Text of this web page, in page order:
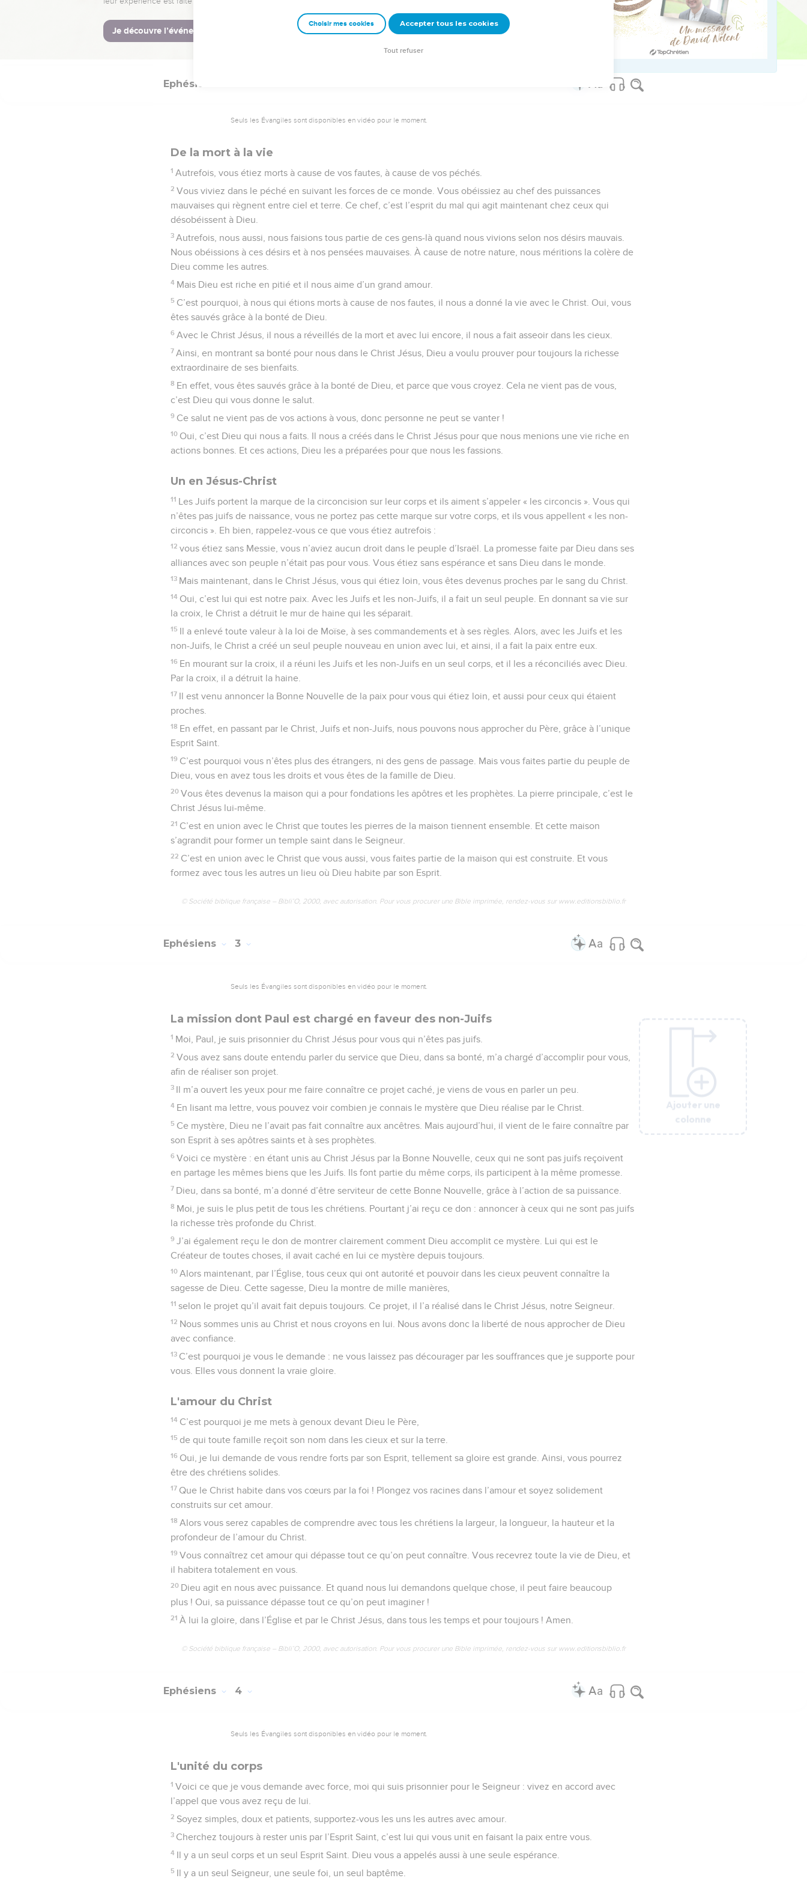
23 L’Église est le corps du Christ. En elle, le Christ est totalement présent, lui en qui Dieu habite totalement.
© Société biblique française – Bibli’O, 2000, avec autorisation. Pour vous procurer une Bible imprimée, rendez-vous sur www.editionsbiblio.fr
Ajouter une
colonne
Ephésiens
Seuls les Évangiles sont disponibles en vidéo pour le moment.
De la mort à la vie
1 Autrefois, vous étiez morts à cause de vos fautes, à cause de vos péchés.
2 Vous viviez dans le péché en suivant les forces de ce monde. Vous obéissiez au chef des puissances
mauvaises qui règnent entre ciel et terre. Ce chef, c’est l’esprit du mal qui agit maintenant chez ceux qui
désobéissent à Dieu.
3 Autrefois, nous aussi, nous faisions tous partie de ces gens-là quand nous vivions selon nos désirs mauvais.
Nous obéissions à ces désirs et à nos pensées mauvaises. À cause de notre nature, nous méritions la colère de
Dieu comme les autres.
4 Mais Dieu est riche en pitié et il nous aime d’un grand amour.
5 C’est pourquoi, à nous qui étions morts à cause de nos fautes, il nous a donné la vie avec le Christ. Oui, vous
êtes sauvés grâce à la bonté de Dieu.
6 Avec le Christ Jésus, il nous a réveillés de la mort et avec lui encore, il nous a fait asseoir dans les cieux.
7 Ainsi, en montrant sa bonté pour nous dans le Christ Jésus, Dieu a voulu prouver pour toujours la richesse
extraordinaire de ses bienfaits.
8 En effet, vous êtes sauvés grâce à la bonté de Dieu, et parce que vous croyez. Cela ne vient pas de vous,
c’est Dieu qui vous donne le salut.
9 Ce salut ne vient pas de vos actions à vous, donc personne ne peut se vanter !
10 Oui, c’est Dieu qui nous a faits. Il nous a créés dans le Christ Jésus pour que nous menions une vie riche en
actions bonnes. Et ces actions, Dieu les a préparées pour que nous les fassions.
Un en Jésus-Christ
11 Les Juifs portent la marque de la circoncision sur leur corps et ils aiment s’appeler « les circoncis ». Vous qui
n’êtes pas juifs de naissance, vous ne portez pas cette marque sur votre corps, et ils vous appellent « les non-
circoncis ». Eh bien, rappelez-vous ce que vous étiez autrefois :
12 vous étiez sans Messie, vous n’aviez aucun droit dans le peuple d’Israël. La promesse faite par Dieu dans ses
alliances avec son peuple n’était pas pour vous. Vous étiez sans espérance et sans Dieu dans le monde.
13 Mais maintenant, dans le Christ Jésus, vous qui étiez loin, vous êtes devenus proches par le sang du Christ.
14 Oui, c’est lui qui est notre paix. Avec les Juifs et les non-Juifs, il a fait un seul peuple. En donnant sa vie sur
la croix, le Christ a détruit le mur de haine qui les séparait.
15 Il a enlevé toute valeur à la loi de Moïse, à ses commandements et à ses règles. Alors, avec les Juifs et les
non-Juifs, le Christ a créé un seul peuple nouveau en union avec lui, et ainsi, il a fait la paix entre eux.
16 En mourant sur la croix, il a réuni les Juifs et les non-Juifs en un seul corps, et il les a réconciliés avec Dieu.
Par la croix, il a détruit la haine.
17 Il est venu annoncer la Bonne Nouvelle de la paix pour vous qui étiez loin, et aussi pour ceux qui étaient
proches.
18 En effet, en passant par le Christ, Juifs et non-Juifs, nous pouvons nous approcher du Père, grâce à l’unique
Esprit Saint.
19 C’est pourquoi vous n’êtes plus des étrangers, ni des gens de passage. Mais vous faites partie du peuple de
Dieu, vous en avez tous les droits et vous êtes de la famille de Dieu.
20 Vous êtes devenus la maison qui a pour fondations les apôtres et les prophètes. La pierre principale, c’est le
Christ Jésus lui-même.
21 C’est en union avec le Christ que toutes les pierres de la maison tiennent ensemble. Et cette maison
s’agrandit pour former un temple saint dans le Seigneur.
22 C’est en union avec le Christ que vous aussi, vous faites partie de la maison qui est construite. Et vous
formez avec tous les autres un lieu où Dieu habite par son Esprit.
© Société biblique française – Bibli’O, 2000, avec autorisation. Pour vous procurer une Bible imprimée, rendez-vous sur www.editionsbiblio.fr
Ajouter une
colonne
Ephésiens 3
Seuls les Évangiles sont disponibles en vidéo pour le moment.
La mission dont Paul est chargé en faveur des non-Juifs
1 Moi, Paul, je suis prisonnier du Christ Jésus pour vous qui n’êtes pas juifs.
2 Vous avez sans doute entendu parler du service que Dieu, dans sa bonté, m’a chargé d’accomplir pour vous,
afin de réaliser son projet.
3 Il m’a ouvert les yeux pour me faire connaître ce projet caché, je viens de vous en parler un peu.
4 En lisant ma lettre, vous pouvez voir combien je connais le mystère que Dieu réalise par le Christ.
5 Ce mystère, Dieu ne l’avait pas fait connaître aux ancêtres. Mais aujourd’hui, il vient de le faire connaître par
son Esprit à ses apôtres saints et à ses prophètes.
6 Voici ce mystère : en étant unis au Christ Jésus par la Bonne Nouvelle, ceux qui ne sont pas juifs reçoivent
en partage les mêmes biens que les Juifs. Ils font partie du même corps, ils participent à la même promesse.
7 Dieu, dans sa bonté, m’a donné d’être serviteur de cette Bonne Nouvelle, grâce à l’action de sa puissance.
8 Moi, je suis le plus petit de tous les chrétiens. Pourtant j’ai reçu ce don : annoncer à ceux qui ne sont pas juifs
la richesse très profonde du Christ.
9 J’ai également reçu le don de montrer clairement comment Dieu accomplit ce mystère. Lui qui est le
Créateur de toutes choses, il avait caché en lui ce mystère depuis toujours.
10 Alors maintenant, par l’Église, tous ceux qui ont autorité et pouvoir dans les cieux peuvent connaître la
sagesse de Dieu. Cette sagesse, Dieu la montre de mille manières,
11 selon le projet qu’il avait fait depuis toujours. Ce projet, il l’a réalisé dans le Christ Jésus, notre Seigneur.
12 Nous sommes unis au Christ et nous croyons en lui. Nous avons donc la liberté de nous approcher de Dieu
avec confiance.
13 C’est pourquoi je vous le demande : ne vous laissez pas décourager par les souffrances que je supporte pour
vous. Elles vous donnent la vraie gloire.
L'amour du Christ
14 C’est pourquoi je me mets à genoux devant Dieu le Père,
15 de qui toute famille reçoit son nom dans les cieux et sur la terre.
16 Oui, je lui demande de vous rendre forts par son Esprit, tellement sa gloire est grande. Ainsi, vous pourrez
être des chrétiens solides.
17 Que le Christ habite dans vos cœurs par la foi ! Plongez vos racines dans l’amour et soyez solidement
construits sur cet amour.
18 Alors vous serez capables de comprendre avec tous les chrétiens la largeur, la longueur, la hauteur et la
profondeur de l’amour du Christ.
19 Vous connaîtrez cet amour qui dépasse tout ce qu’on peut connaître. Vous recevrez toute la vie de Dieu, et
il habitera totalement en vous.
20 Dieu agit en nous avec puissance. Et quand nous lui demandons quelque chose, il peut faire beaucoup
plus ! Oui, sa puissance dépasse tout ce qu’on peut imaginer !
21 À lui la gloire, dans l’Église et par le Christ Jésus, dans tous les temps et pour toujours ! Amen.
© Société biblique française – Bibli’O, 2000, avec autorisation. Pour vous procurer une Bible imprimée, rendez-vous sur www.editionsbiblio.fr
Ajouter une
colonne
Ephésiens 4
Seuls les Évangiles sont disponibles en vidéo pour le moment.
L'unité du corps
1 Voici ce que je vous demande avec force, moi qui suis prisonnier pour le Seigneur : vivez en accord avec
l’appel que vous avez reçu de lui.
2 Soyez simples, doux et patients, supportez-vous les uns les autres avec amour.
3 Cherchez toujours à rester unis par l’Esprit Saint, c’est lui qui vous unit en faisant la paix entre vous.
4 Il y a un seul corps et un seul Esprit Saint. Dieu vous a appelés aussi à une seule espérance.
5 Il y a un seul Seigneur, une seule foi, un seul baptême.
Ajouter une
colonne
Ajouter une
colonne
Ajouter une
colonne
Choisir mes cookies Accepter tous les cookies
Tout refuser